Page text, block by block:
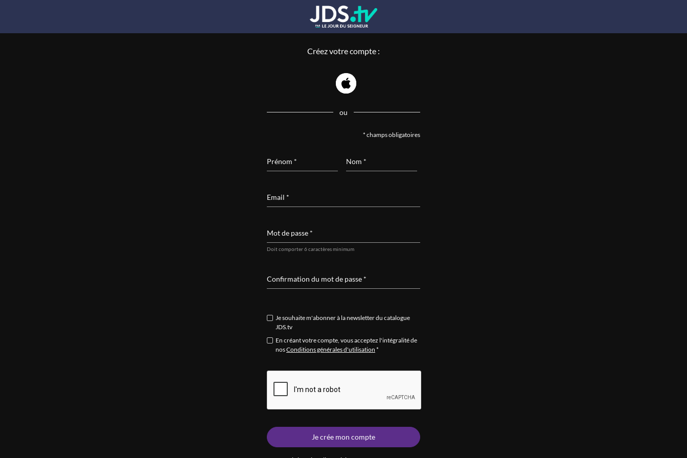
Créez votre compte :
ou
* champs obligatoires
Prénom * Nom *
Email *
Mot de passe *
Doit comporter 6 caractères minimum
Confirmation du mot de passe *
Je souhaite m'abonner à la newsletter du catalogue
JDS.tv
En créant votre compte, vous acceptez l'intégralité de
nosConditions générales d'utilisation *
Je crée mon compte